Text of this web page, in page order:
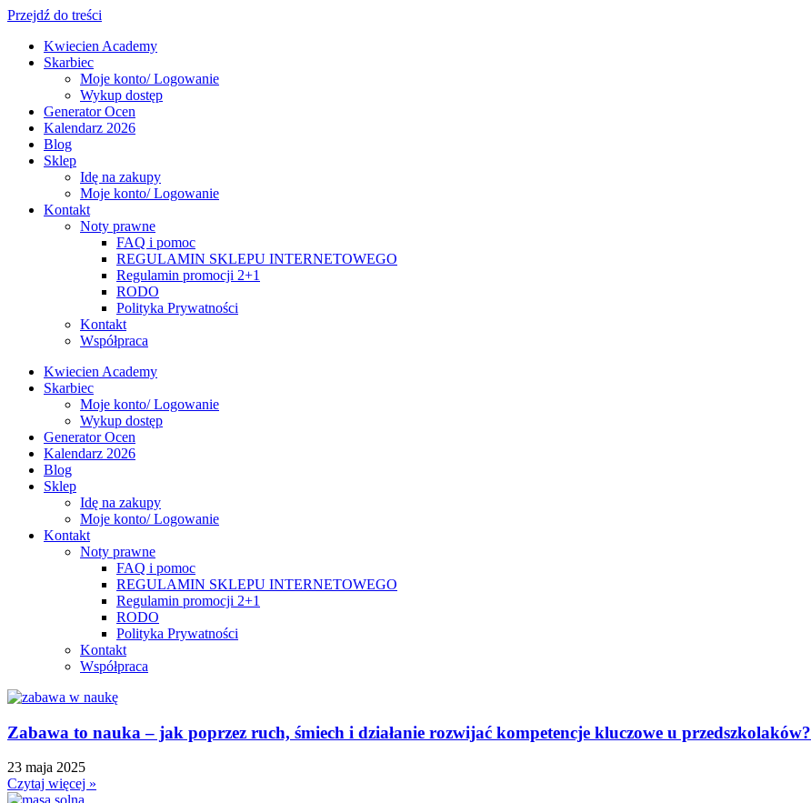
Przejdź do treści
Kwiecien Academy
Skarbiec
Moje konto/ Logowanie
Wykup dostęp
Generator Ocen
Kalendarz 2026
Blog
Sklep
Idę na zakupy
Moje konto/ Logowanie
Kontakt
Noty prawne
FAQ i pomoc
REGULAMIN SKLEPU INTERNETOWEGO
Regulamin promocji 2+1
RODO
Polityka Prywatności
Kontakt
Współpraca
Kwiecien Academy
Skarbiec
Moje konto/ Logowanie
Wykup dostęp
Generator Ocen
Kalendarz 2026
Blog
Sklep
Idę na zakupy
Moje konto/ Logowanie
Kontakt
Noty prawne
FAQ i pomoc
REGULAMIN SKLEPU INTERNETOWEGO
Regulamin promocji 2+1
RODO
Polityka Prywatności
Kontakt
Współpraca
Zabawa to nauka – jak poprzez ruch, śmiech i działanie rozwijać kompetencje kluczowe u przedszkolaków?
23 maja 2025
Czytaj więcej »